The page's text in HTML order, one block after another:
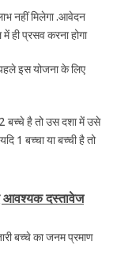
नहीं मिलेगा .आवेदन
ही प्रसव करना होगा
पहले इस योजना के लिए
बच्चे है तो उस दशा में उसे
1 बच्चा या बच्ची है तो
आवश्यक दस्तावेज
बच्चे का जनम प्रमाण